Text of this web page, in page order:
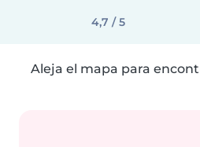
4,7 / 5
Aleja el mapa para